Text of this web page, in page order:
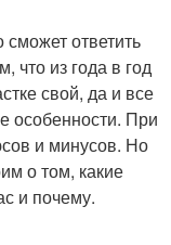
сможет ответить
что из года в год
свой, да и все
особенности. При
и минусов. Но
о том, какие
и почему.